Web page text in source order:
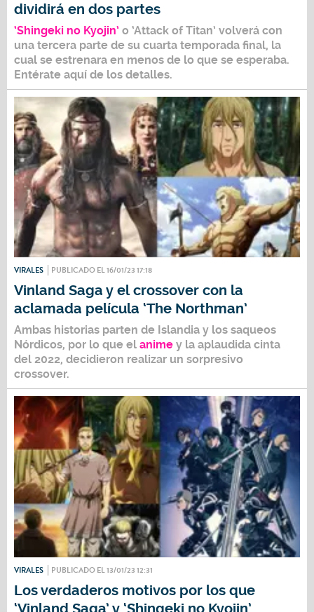
dividirá en dos partes
‘Shingeki no Kyojin’ o ‘Attack of Titan’ volverá con
una tercera parte de su cuarta temporada final, la
cual se estrenara en menos de lo que se esperaba.
Entérate aquí de los detalles.
VIRALES PUBLICADO EL 16/01/23 17:18
Vinland Saga y el crossover con la
aclamada película ‘The Northman’
Ambas historias parten de Islandia y los saqueos
Nórdicos, por lo que el anime y la aplaudida cinta
del 2022, decidieron realizar un sorpresivo
crossover.
VIRALES PUBLICADO EL 13/01/23 12:31
Los verdaderos motivos por los que
‘Vinland Saga’ y ‘Shingeki no Kyojin’